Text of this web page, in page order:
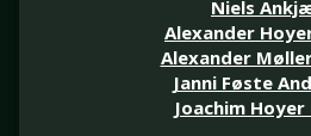
Niels
Alexander
Alexander
Janni Føste
Joachim Hoyer